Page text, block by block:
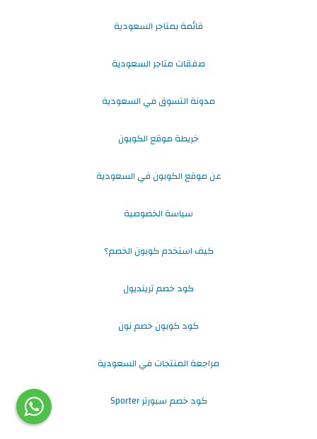
قائمة بمتاجر السعودية
صفقات متاجر السعودية
مدونة التسوق في السعودية
خريطة موقع الكوبون
عن موقع الكوبون في السعودية
سياسة الخصوصية
كيف استخدم كوبون الخصم؟
كود خصم ترينديول
كود كوبون خصم نون
مراجعة المنتجات في السعودية
كود خصم سبورتر Sporter